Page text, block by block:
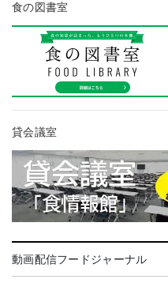
食の図書室
貸会議室
動画配信フードジャーナル